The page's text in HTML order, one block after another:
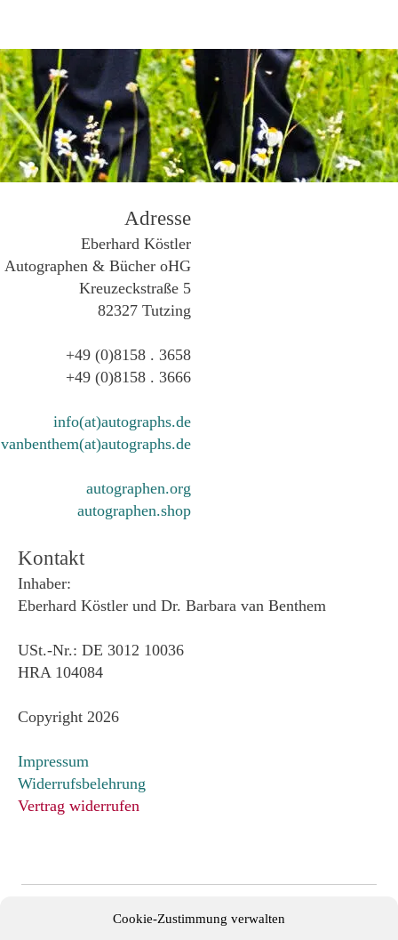
Cookie-Zustimmung verwalten
Adresse
Eberhard Köstler
Autographen & Bücher oHG
Kreuzeckstraße 5
82327 Tutzing
+49 (0)8158 . 3658
+49 (0)8158 . 3666
info(at)autographs.de
vanbenthem(at)autographs.de
autographen.org
autographen.shop
Kontakt
Inhaber:
Eberhard Köstler und Dr. Barbara van Benthem
USt.-Nr.: DE 3012 10036
HRA 104084
Copyright 2026
Impressum
Widerrufsbelehrung
Vertrag widerrufen